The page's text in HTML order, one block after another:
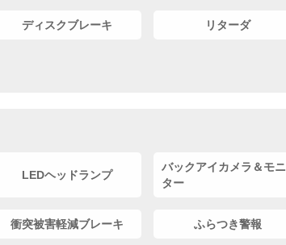
ディスクブレーキ リターダ
LEDヘッドランプ
バックアイカメラ＆モニ
ター
衝突被害軽減ブレーキ ふらつき警報